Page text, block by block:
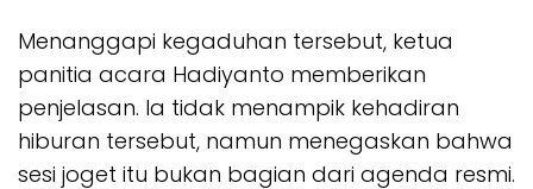
Menanggapi kegaduhan tersebut, ketua
panitia acara Hadiyanto memberikan
penjelasan. Ia tidak menampik kehadiran
hiburan tersebut, namun menegaskan bahwa
sesi joget itu bukan bagian dari agenda resmi.